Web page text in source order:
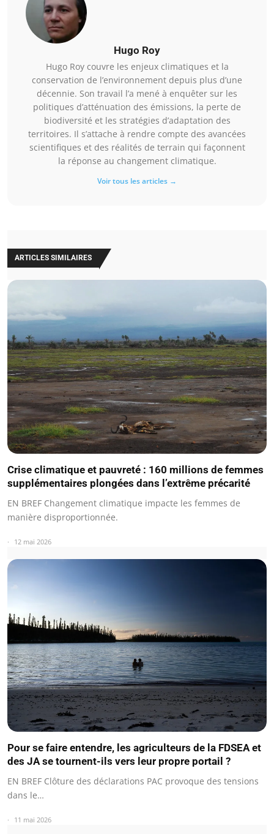
Hugo Roy
Hugo Roy couvre les enjeux climatiques et la
conservation de l’environnement depuis plus d’une
décennie. Son travail l’a mené à enquêter sur les
politiques d’atténuation des émissions, la perte de
biodiversité et les stratégies d’adaptation des
territoires. Il s’attache à rendre compte des avancées
scientifiques et des réalités de terrain qui façonnent
la réponse au changement climatique.
Voir tous les articles →
ARTICLES SIMILAIRES
Crise climatique et pauvreté : 160 millions de femmes
supplémentaires plongées dans l’extrême précarité
EN BREF Changement climatique impacte les femmes de
manière disproportionnée.
12 mai 2026
Pour se faire entendre, les agriculteurs de la FDSEA et
des JA se tournent-ils vers leur propre portail ?
EN BREF Clôture des déclarations PAC provoque des tensions
dans le…
11 mai 2026